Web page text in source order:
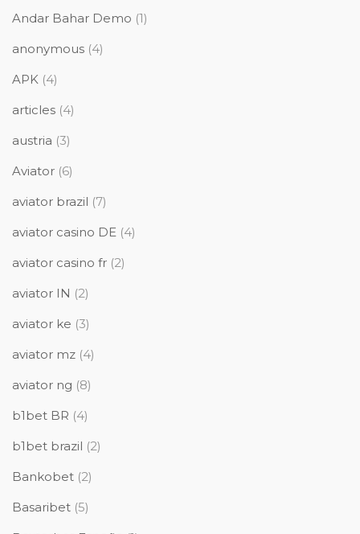
Andar Bahar Demo (1)
anonymous (4)
APK (4)
articles (4)
austria (3)
Aviator (6)
aviator brazil (7)
aviator casino DE (4)
aviator casino fr (2)
aviator IN (2)
aviator ke (3)
aviator mz (4)
aviator ng (8)
b1bet BR (4)
b1bet brazil (2)
Bankobet (2)
Basaribet (5)